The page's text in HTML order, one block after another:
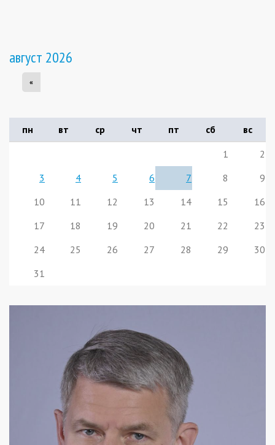
август 2026
«
пн вт ср чт пт сб
вс
1
2
3
4 5 6 7 8
9
10
11 12 13 14 15
16
17
18 19 20 21 22
23
24
25 26 27 28 29
30
31